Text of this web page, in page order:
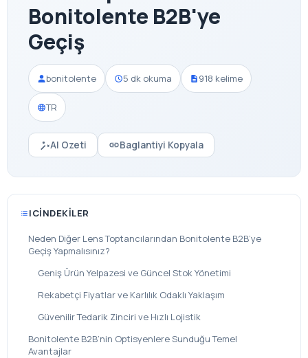
Bonitolente B2B'ye
Geçiş
bonitolente 5 dk okuma 918 kelime
TR
AI Ozeti Baglantiyi Kopyala
ICINDEKILER
Neden Diğer Lens Toptancılarından Bonitolente B2B’ye
Geçiş Yapmalısınız?
Geniş Ürün Yelpazesi ve Güncel Stok Yönetimi
Rekabetçi Fiyatlar ve Karlılık Odaklı Yaklaşım
Güvenilir Tedarik Zinciri ve Hızlı Lojistik
Bonitolente B2B’nin Optisyenlere Sunduğu Temel
Avantajlar